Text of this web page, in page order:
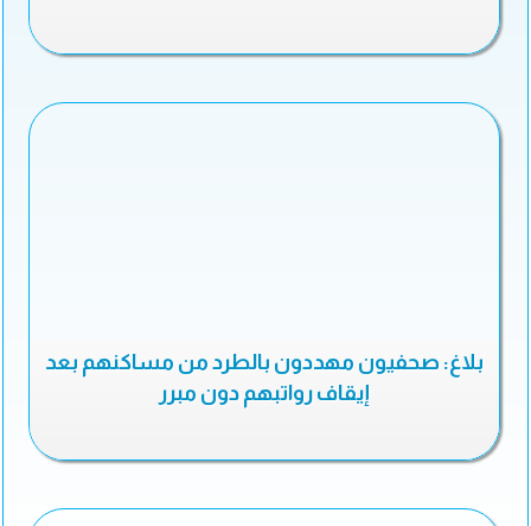
بلاغ: صحفيون مهددون بالطرد من مساكنهم بعد
إيقاف رواتبهم دون مبرر